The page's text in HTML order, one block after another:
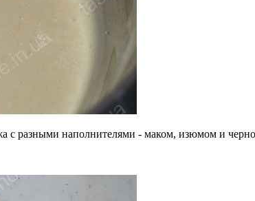
с разными наполнителями - маком, изюмом и